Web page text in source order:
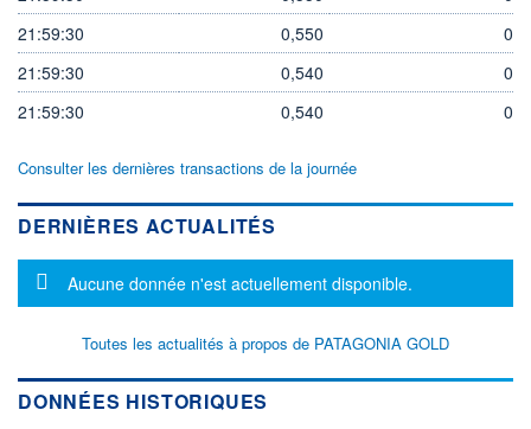
21:59:30
0,550
0
21:59:30
0,540
0
21:59:30
0,540 0
Consulter les dernières transactions de la journée
DERNIÈRES ACTUALITÉS
Message d'information
Aucune donnée n'est actuellement disponible.
Toutes les actualités à propos de PATAGONIA GOLD
DONNÉES HISTORIQUES